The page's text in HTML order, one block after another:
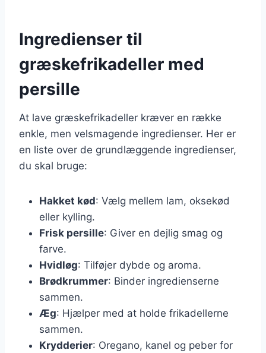
Ingredienser til
græskefrikadeller med
persille
At lave græskefrikadeller kræver en række
enkle, men velsmagende ingredienser. Her er
en liste over de grundlæggende ingredienser,
du skal bruge:
Hakket kød: Vælg mellem lam, oksekød
eller kylling.
Frisk persille: Giver en dejlig smag og
farve.
Hvidløg: Tilføjer dybde og aroma.
Brødkrummer: Binder ingredienserne
sammen.
Æg: Hjælper med at holde frikadellerne
sammen.
Krydderier: Oregano, kanel og peber for